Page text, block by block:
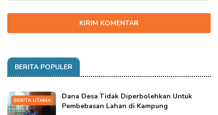
KIRIM KOMENTAR
BERITA POPULER
BERITA UTAMA
Dana Desa Tidak Diperbolehkan Untuk
Pembebasan Lahan di Kampung